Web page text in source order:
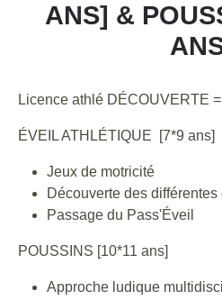
ANS] &
Licence athlé DÉCOUVERTE
ÉVEIL ATHLÉTIQUE [7*9 ans]
Jeux de motricité
Découverte des
Passage du Pass'Éveil
POUSSINS [10*11 ans]
Approche ludique